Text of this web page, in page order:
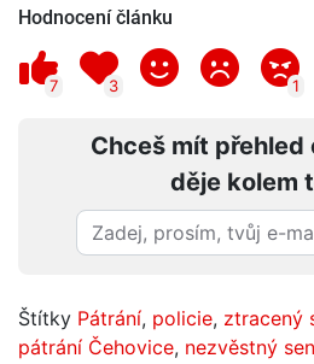
Hodnocení článku
7 3 1
Chceš mít přehled
děje kolem
Štítky Pátrání, policie, ztracený
pátrání Čehovice, nezvěstný